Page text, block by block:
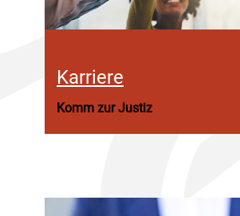
Karriere
Komm zur Justiz